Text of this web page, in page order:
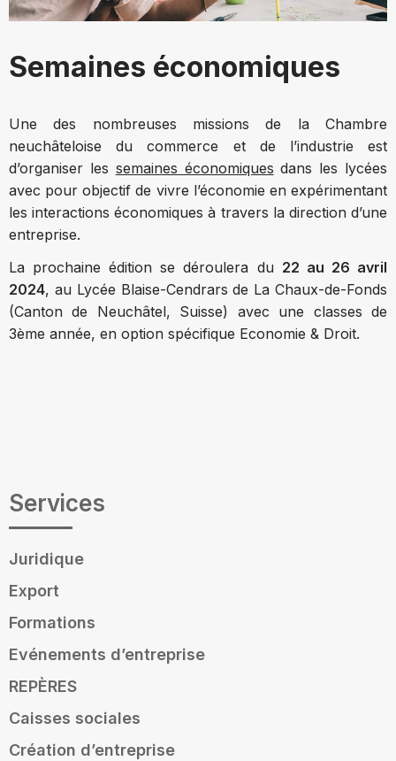
Services
Juridique
Export
Formations
Evénements d’entreprise
REPÈRES
Caisses sociales
Création d’entreprise
Semaines économiques
Une des nombreuses missions de la Chambre
neuchâteloise du commerce et de l’industrie est
d’organiser les semaines économiques dans les lycées
avec pour objectif de vivre l’économie en expérimentant
les interactions économiques à travers la direction d’une
entreprise.
La prochaine édition se déroulera du 22 au 26 avril
2024, au Lycée Blaise-Cendrars de La Chaux-de-Fonds
(Canton de Neuchâtel, Suisse) avec une classes de
3ème année, en option spécifique Economie & Droit.